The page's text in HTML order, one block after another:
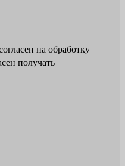
на обработку
получать